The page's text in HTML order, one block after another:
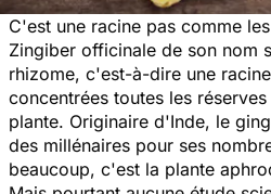
C'est une racine pas comme
Zingiber officinale de son nom
rhizome, c'est-à-dire une
concentrées toutes les
plante. Originaire d'Inde, le
des millénaires pour ses
beaucoup, c'est la plante